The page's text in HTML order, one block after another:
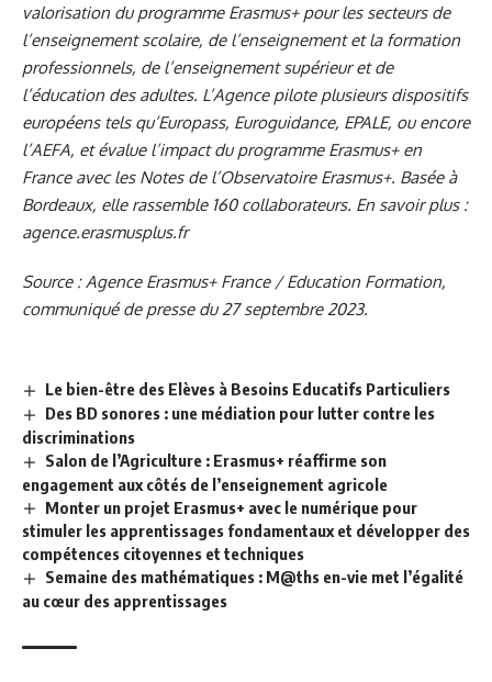
valorisation du programme Erasmus+ pour les secteurs de
l’enseignement scolaire, de l’enseignement et la formation
professionnels, de l’enseignement supérieur et de
l’éducation des adultes. L’Agence pilote plusieurs dispositifs
européens tels qu’Europass, Euroguidance, EPALE, ou encore
l’AEFA, et évalue l’impact du programme Erasmus+ en
France avec les Notes de l’Observatoire Erasmus+. Basée à
Bordeaux, elle rassemble 160 collaborateurs. En savoir plus :
agence.erasmusplus.fr
Source : Agence Erasmus+ France / Education Formation,
communiqué de presse du 27 septembre 2023.
Le bien-être des Elèves à Besoins Educatifs Particuliers
Des BD sonores : une médiation pour lutter contre les
discriminations
Salon de l’Agriculture : Erasmus+ réaffirme son
engagement aux côtés de l’enseignement agricole
Monter un projet Erasmus+ avec le numérique pour
stimuler les apprentissages fondamentaux et développer des
compétences citoyennes et techniques
Semaine des mathématiques : M@ths en-vie met l’égalité
au cœur des apprentissages